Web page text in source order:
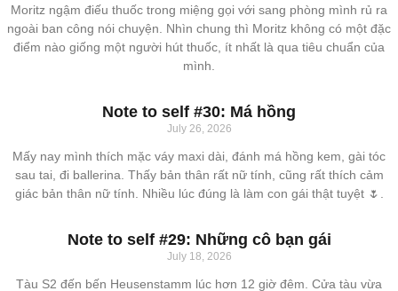
Moritz ngậm điếu thuốc trong miệng gọi với sang phòng mình rủ ra
ngoài ban công nói chuyện. Nhìn chung thì Moritz không có một đặc
điểm nào giống một người hút thuốc, ít nhất là qua tiêu chuẩn của
mình.
Note to self #30: Má hồng
July 26, 2026
Mấy nay mình thích mặc váy maxi dài, đánh má hồng kem, gài tóc
sau tai, đi ballerina. Thấy bản thân rất nữ tính, cũng rất thích cảm
giác bản thân nữ tính. Nhiều lúc đúng là làm con gái thật tuyệt 🌷.
Note to self #29: Những cô bạn gái
July 18, 2026
Tàu S2 đến bến Heusenstamm lúc hơn 12 giờ đêm. Cửa tàu vừa